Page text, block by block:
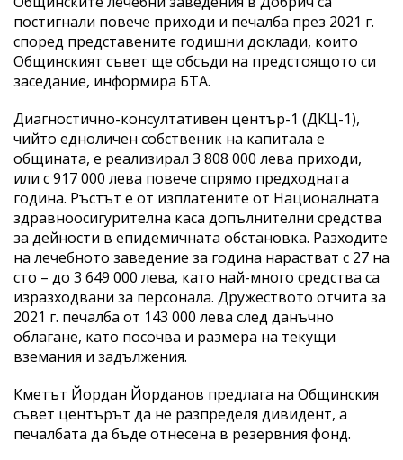
постигнали повече приходи и печалба през 2021 г.
според представените годишни доклади, които
Общинският съвет ще обсъди на предстоящото си
заседание, информира БТА.
Диагностично-консултативен център-1 (ДКЦ-1),
чийто едноличен собственик на капитала е
общината, е реализирал 3 808 000 лева приходи,
или с 917 000 лева повече спрямо предходната
година. Ръстът е от изплатените от Националната
здравноосигурителна каса допълнителни средства
за дейности в епидемичната обстановка. Разходите
на лечебното заведение за година нарастват с 27 на
сто – до 3 649 000 лева, като най-много средства са
изразходвани за персонала. Дружеството отчита за
2021 г. печалба от 143 000 лева след данъчно
облагане, като посочва и размера на текущи
вземания и задължения.
Кметът Йордан Йорданов предлага на Общинския
съвет центърът да не разпределя дивидент, а
печалбата да бъде отнесена в резервния фонд.